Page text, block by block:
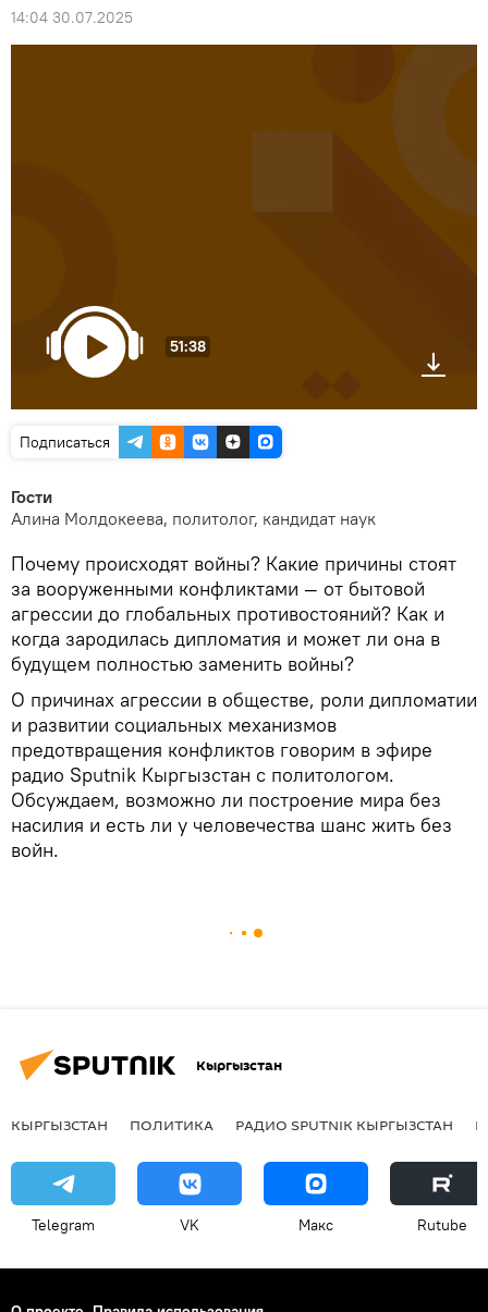
14:04 30.07.2025
51:38
Подписаться
Гости
Алина Молдокеева, политолог, кандидат наук
Почему происходят войны? Какие причины стоят
за вооруженными конфликтами — от бытовой
агрессии до глобальных противостояний? Как и
когда зародилась дипломатия и может ли она в
будущем полностью заменить войны?
О причинах агрессии в обществе, роли дипломатии
и развитии социальных механизмов
предотвращения конфликтов говорим в эфире
радио Sputnik Кыргызстан с политологом.
Обсуждаем, возможно ли построение мира без
насилия и есть ли у человечества шанс жить без
войн.
Кыргызстан
КЫРГЫЗСТАН ПОЛИТИКА РАДИО SPUTNIK КЫРГЫЗСТАН
Telegram VK Макс Rutube